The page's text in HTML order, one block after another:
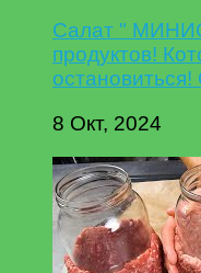
Салат "
продуктов!
8 Окт, 2024